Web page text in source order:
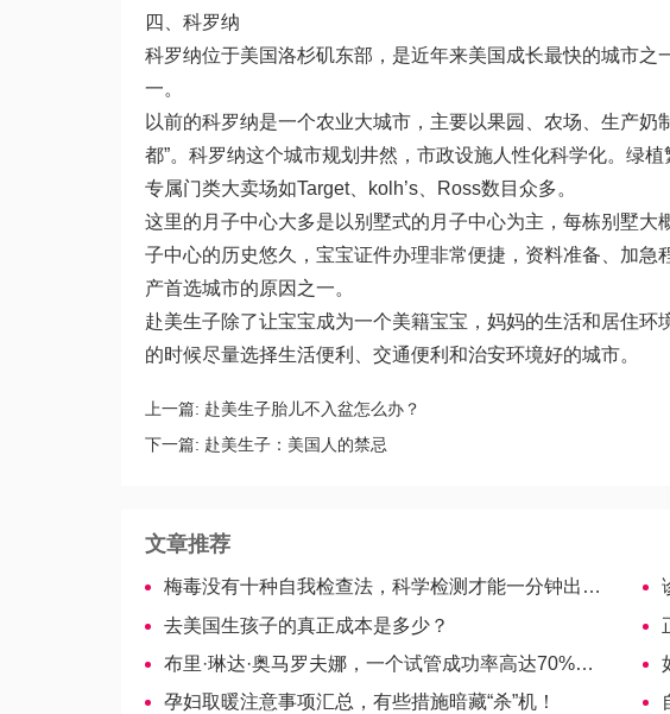
四、科罗纳
科罗纳位于美国洛杉矶东部，是近年来美国成长最快的城市
一。
以前的科罗纳是一个农业大城市，主要以果园、农场、生产
都”。科罗纳这个城市规划井然，市政设施人性化科学化。绿
专属门类大卖场如Target、kolh’s、Ross数目众多。
这里的月子中心大多是以别墅式的月子中心为主，每栋别墅大
子中心的历史悠久，宝宝证件办理非常便捷，资料准备、加
产首选城市的原因之一。
赴美生子除了让宝宝成为一个美籍宝宝，妈妈的生活和居住
的时候尽量选择生活便利、交通便利和治安环境好的城市。
上一篇: 赴美生子胎儿不入盆怎么办？
下一篇: 赴美生子：美国人的禁忌
文章推荐
梅毒没有十种自我检查法，科学检测才能一分钟出结果
去美国生孩子的真正成本是多少？
布里·琳达·奥马罗夫娜，一个试管成功率高达70%的妇产医生
孕妇取暖注意事项汇总，有些措施暗藏“杀”机！